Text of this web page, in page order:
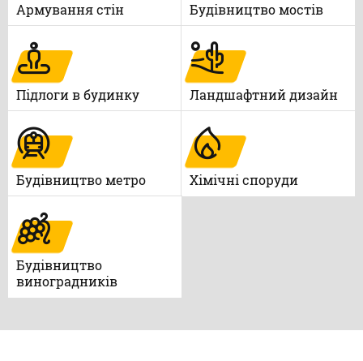
Армування стін Будівництво мостів
Підлоги в будинку Ландшафтний дизайн
Будівництво метро Xімічні споруди
Будівництво
виноградників